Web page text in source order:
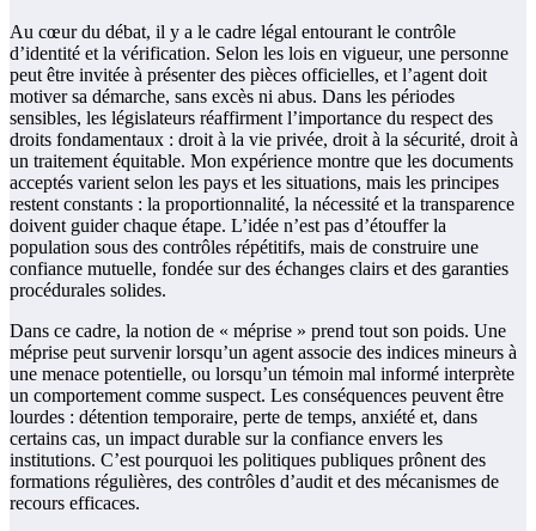
Au cœur du débat, il y a le cadre légal entourant le contrôle
d’identité et la vérification. Selon les lois en vigueur, une personne
peut être invitée à présenter des pièces officielles, et l’agent doit
motiver sa démarche, sans excès ni abus. Dans les périodes
sensibles, les législateurs réaffirment l’importance du respect des
droits fondamentaux : droit à la vie privée, droit à la sécurité, droit à
un traitement équitable. Mon expérience montre que les documents
acceptés varient selon les pays et les situations, mais les principes
restent constants : la proportionnalité, la nécessité et la transparence
doivent guider chaque étape. L’idée n’est pas d’étouffer la
population sous des contrôles répétitifs, mais de construire une
confiance mutuelle, fondée sur des échanges clairs et des garanties
procédurales solides.
Dans ce cadre, la notion de « méprise » prend tout son poids. Une
méprise peut survenir lorsqu’un agent associe des indices mineurs à
une menace potentielle, ou lorsqu’un témoin mal informé interprète
un comportement comme suspect. Les conséquences peuvent être
lourdes : détention temporaire, perte de temps, anxiété et, dans
certains cas, un impact durable sur la confiance envers les
institutions. C’est pourquoi les politiques publiques prônent des
formations régulières, des contrôles d’audit et des mécanismes de
recours efficaces.